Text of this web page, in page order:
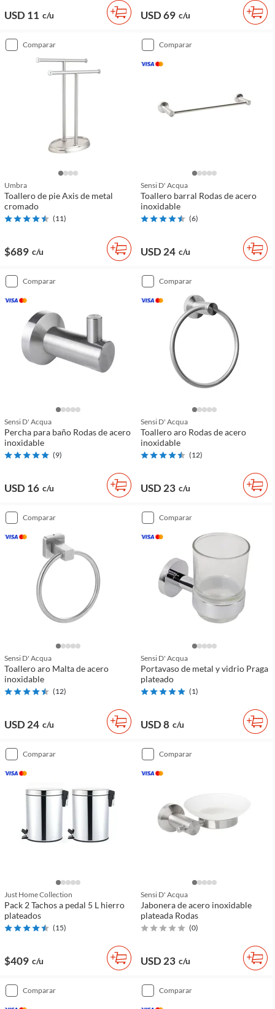
USD 11 c/u USD 69 c/u
comparar
Umbra
Toallero de pie Axis de metal
cromado
(11)
$689 c/u
comparar
Sensi D' Acqua
Toallero barral Rodas de acero
inoxidable
(6)
USD 24 c/u
comparar
Sensi D' Acqua
Percha para baño Rodas de acero
inoxidable
(9)
USD 16 c/u
comparar
Sensi D' Acqua
Toallero aro Rodas de acero
inoxidable
(12)
USD 23 c/u
comparar
Sensi D' Acqua
Toallero aro Malta de acero
inoxidable
(12)
USD 24 c/u
comparar
Sensi D' Acqua
Portavaso de metal y vidrio Praga
plateado
(1)
USD 8 c/u
comparar
Just Home Collection
Pack 2 Tachos a pedal 5 L hierro
plateados
(15)
$409 c/u
comparar
Sensi D' Acqua
Jabonera de acero inoxidable
plateada Rodas
(0)
USD 23 c/u
comparar comparar